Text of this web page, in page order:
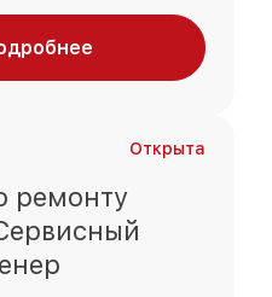
Открыта
ремонту